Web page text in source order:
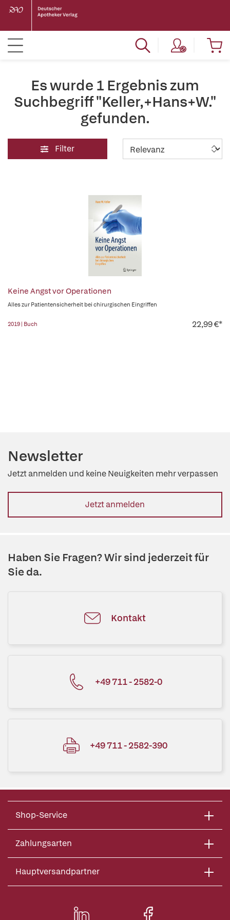
Es wurde 1 Ergebnis zum
Suchbegriff "Keller,+Hans+W."
gefunden.
Filter
Keine Angst vor Operationen
Alles zur Patientensicherheit bei chirurgischen Eingriffen
2019 | Buch 22,99 €*
Newsletter
Jetzt anmelden und keine Neuigkeiten mehr verpassen
Jetzt anmelden
Haben Sie Fragen? Wir sind jederzeit für
Sie da.
Kontakt
+49 711 - 2582-0
+49 711 - 2582-390
Shop-Service
Zahlungsarten
Hauptversandpartner